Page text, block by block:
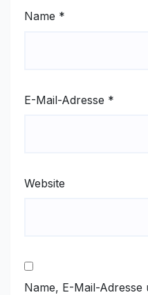
Name *
E-Mail-Adresse *
Website
Name, E-Mail-Adresse